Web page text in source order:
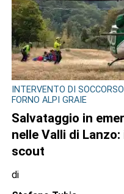
INTERVENTO DI
FORNO ALPI GRAIE
Salvataggio in
nelle Valli di
scout
di